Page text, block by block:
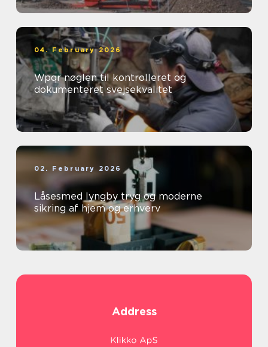
04. February 2026
Wpqr nøglen til kontrolleret og
dokumenteret svejsekvalitet
02. February 2026
Låsesmed lyngby tryg og moderne
sikring af hjem og erhverv
Address